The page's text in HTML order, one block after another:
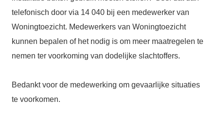
telefonisch door via 14 040 bij een medewerker van
Woningtoezicht. Medewerkers van Woningtoezicht
kunnen bepalen of het nodig is om meer maatregelen te
nemen ter voorkoming van dodelijke slachtoffers.
Bedankt voor de medewerking om gevaarlijke situaties
te voorkomen.